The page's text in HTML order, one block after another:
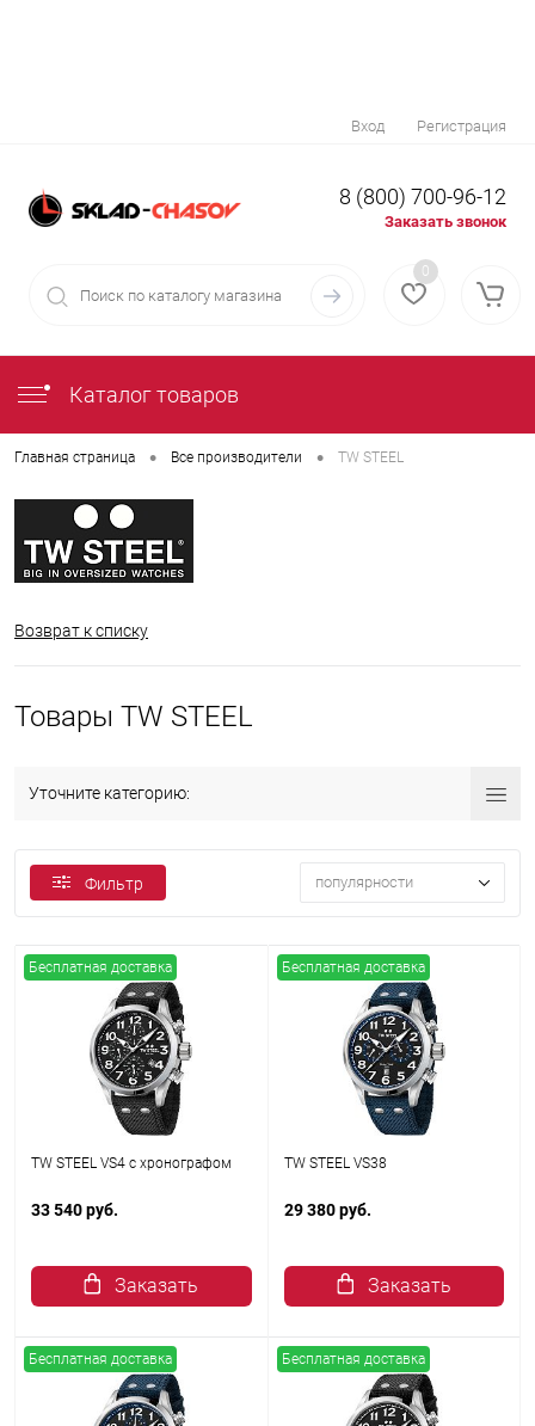
Вход Регистрация
8 (800) 700-96-12
Заказать звонок
0
Каталог товаров
Главная страница • Все производители • TW STEEL
Возврат к списку
Товары TW STEEL
Уточните категорию:
Фильтр популярности
Бесплатная доставка
TW STEEL VS4 с хронографом
33 540 руб.
Заказать
Бесплатная доставка
TW STEEL VS38
29 380 руб.
Заказать
Бесплатная доставка Бесплатная доставка